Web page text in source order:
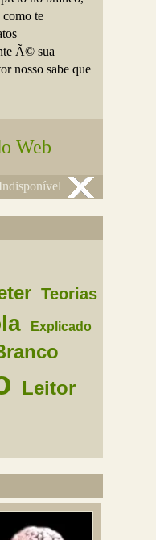
como te
Ã© sua
nosso sabe que
Web
Teorias
Explicado
Leitor